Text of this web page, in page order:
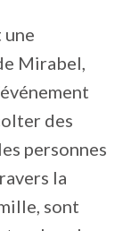
une
Mirabel,
des
personnes
la
sont